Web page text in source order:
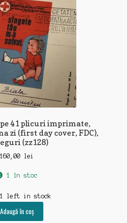
pe 41 plicuri imprimate,
zi (first day cover, FDC),
(zz128)
160,00 lei
1 în stoc
1 left in stock
Adaugă în coș